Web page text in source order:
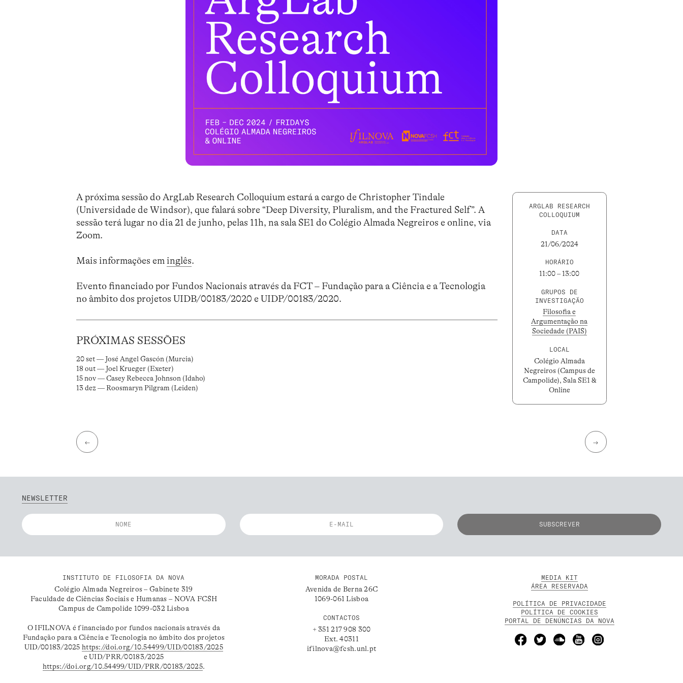
A próxima sessão do ArgLab Research Colloquium estará a cargo de Christopher Tindale
(Universidade de Windsor), que falará sobre “Deep Diversity, Pluralism, and the Fractured Self”. A
sessão terá lugar no dia 21 de junho, pelas 11h, na sala SE1 do Colégio Almada Negreiros e online, via
Zoom.
Mais informações eminglês.
Evento financiado por Fundos Nacionais através da FCT – Fundação para a Ciência e a Tecnologia
no âmbito dos projetos UIDB/00183/2020 e UIDP/00183/2020.
PRÓXIMAS SESSÕES
20 set — José Angel Gascón (Murcia)
18 out — Joel Krueger (Exeter)
15 nov — Casey Rebecca Johnson (Idaho)
13 dez — Roosmaryn Pilgram (Leiden)
ARGLAB RESEARCH
COLLOQUIUM
DATA
21/06/2024
HORÁRIO
11:00 – 13:00
GRUPOS DE
INVESTIGAÇÃO
Filosofia e
Argumentação na
Sociedade (PAIS)
LOCAL
Colégio Almada
Negreiros (Campus de
Campolide), Sala SE1 &
Online
← →
NEWSLETTER
INSTITUTO DE FILOSOFIA DA NOVA
Colégio Almada Negreiros – Gabinete 319
Faculdade de Ciências Sociais e Humanas – NOVA FCSH
Campus de Campolide 1099-032 Lisboa
O IFILNOVA é financiado por fundos nacionais através da
Fundação para a Ciência e Tecnologia no âmbito dos projetos
UID/00183/2025https://doi.org/10.54499/UID/00183/2025
e UID/PRR/00183/2025
https://doi.org/10.54499/UID/PRR/00183/2025.
MORADA POSTAL
Avenida de Berna 26C
1069-061 Lisboa
CONTACTOS
+ 351 217 908 300
Ext. 40311
ifilnova@fcsh.unl.pt
MEDIA KIT
ÁREA RESERVADA
POLÍTICA DE PRIVACIDADE
POLÍTICA DE COOKIES
PORTAL DE DENÚNCIAS DA NOVA